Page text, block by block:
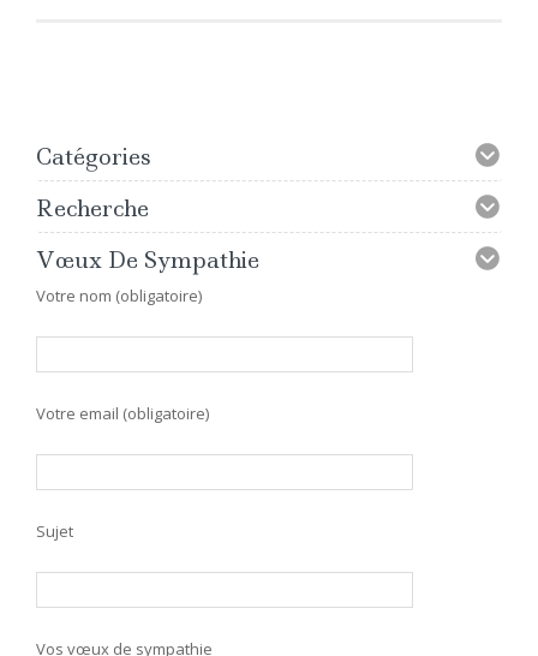
Catégories
Recherche
Vœux De Sympathie
Votre nom (obligatoire)
Votre email (obligatoire)
Sujet
Vos vœux de sympathie